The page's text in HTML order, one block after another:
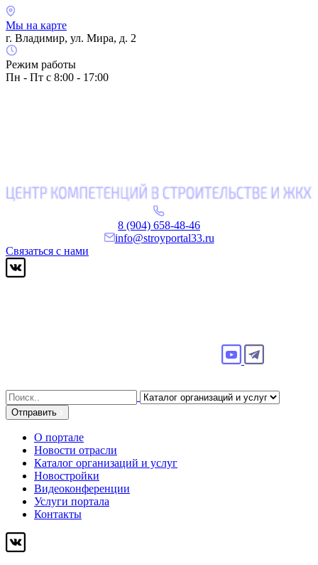
Мы на карте
г. Владимир, ул. Мира, д. 2
Режим работы
Пн - Пт с 8:00 - 17:00
8 (904) 658-48-46
info@stroyportal33.ru
Связаться с нами
Search
for:
Отправить
О портале
Новости отрасли
Каталог организаций и услуг
Новостройки
Видеоконференции
Услуги портала
Контакты